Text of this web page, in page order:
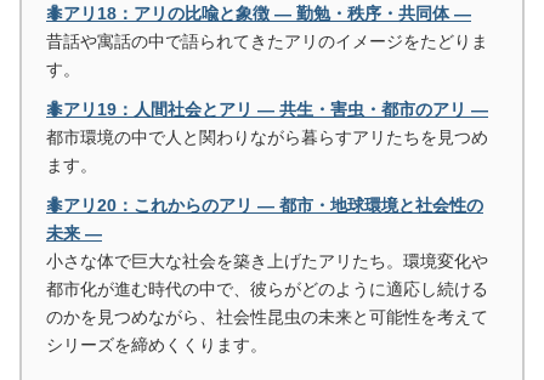
🐜アリ18：アリの比喩と象徴 ― 勤勉・秩序・共同体 ―
昔話や寓話の中で語られてきたアリのイメージをたどりま
す。
🐜アリ19：人間社会とアリ ― 共生・害虫・都市のアリ ―
都市環境の中で人と関わりながら暮らすアリたちを見つめ
ます。
🐜アリ20：これからのアリ ― 都市・地球環境と社会性の
未来 ―
小さな体で巨大な社会を築き上げたアリたち。環境変化や
都市化が進む時代の中で、彼らがどのように適応し続ける
のかを見つめながら、社会性昆虫の未来と可能性を考えて
シリーズを締めくくります。